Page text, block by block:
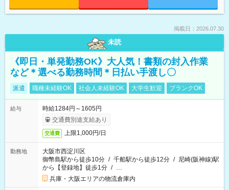
掲載日：2026.07.30
未読
《即日・単発勤務OK》大人気！書類の封入作業
など＊選べる勤務時間＊日払い手渡し〇
派遣 職種未経験OK 社会人未経験OK 大学生歓迎 ブランクOK
給与
時給1284円～1605円
交通費別途支給あり
交通費 上限1,000円/日
勤務地
大阪市西淀川区
御幣島駅から徒歩10分 / 千船駅から徒歩12分 / 尼崎(阪神線)駅
から【登録地】徒歩1分 / …
兵庫・大阪エリアの物流倉庫内